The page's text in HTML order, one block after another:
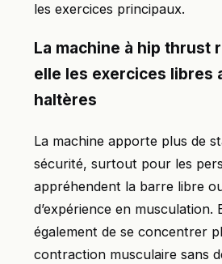
les exercices principaux.
La machine à hip thrust
elle les exercices libres
haltères
La machine apporte plus de
sécurité, surtout pour les
appréhendent la barre libre
d’expérience en musculation.
également de se concentrer
contraction musculaire sans